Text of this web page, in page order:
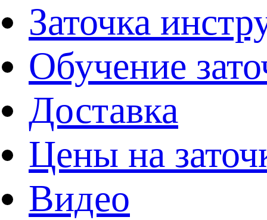
Заточка
Обучение
Доставка
Цены на
Видео